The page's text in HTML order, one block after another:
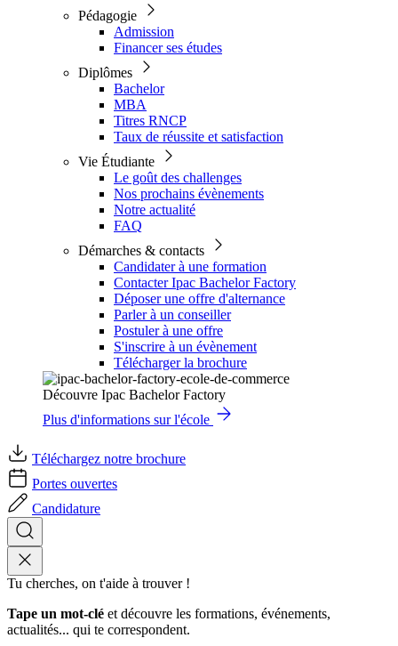
Pédagogie
Admission
Financer ses études
Diplômes
Bachelor
MBA
Titres RNCP
Taux de réussite et satisfaction
Vie Étudiante
Le goût des challenges
Nos prochains évènements
Notre actualité
FAQ
Démarches & contacts
Candidater à une formation
Contacter Ipac Bachelor Factory
Déposer une offre d'alternance
Parler à un conseiller
Postuler à une offre
S'inscrire à un évènement
Télécharger la brochure
Découvre Ipac Bachelor Factory
Plus d'informations sur l'école
Téléchargez notre brochure
Portes ouvertes
Candidature
Tu cherches, on t'aide à trouver !
Tape un mot-clé et découvre les formations, événements,
actualités... qui te correspondent.